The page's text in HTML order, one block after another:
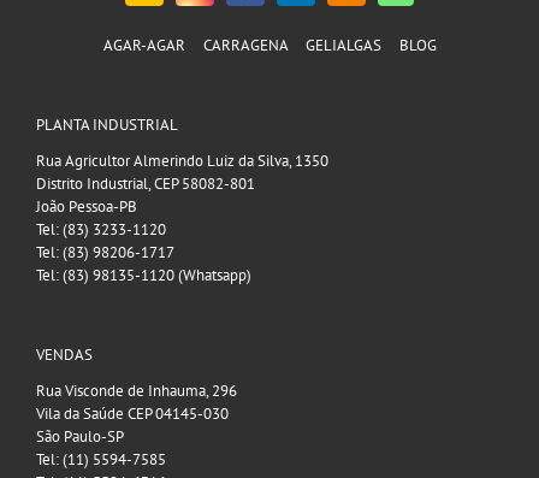
AGAR-AGAR CARRAGENA GELIALGAS BLOG
PLANTA INDUSTRIAL
Rua Agricultor Almerindo Luiz da Silva, 1350
Distrito Industrial, CEP 58082-801
João Pessoa-PB
Tel: (83) 3233-1120
Tel: (83) 98206-1717
Tel: (83) 98135-1120 (Whatsapp)
VENDAS
Rua Visconde de Inhauma, 296
Vila da Saúde CEP 04145-030
São Paulo-SP
Tel: (11) 5594-7585